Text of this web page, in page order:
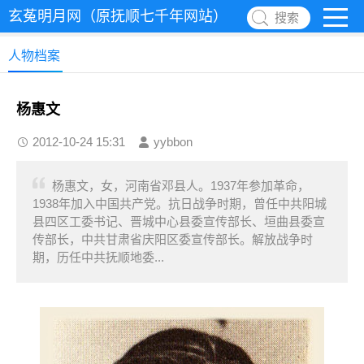
玄菟明月网（原抚顺七千年网站） 搜索
人物档案
杨惠文
2012-10-24 15:31 yybbon
杨惠文，女，河南省邓县人。1937年参加革命，
1938年加入中国共产党。抗日战争时期，曾任中共阳城
县四区工委书记、晋城中心县委宣传部长、垣曲县委宣
传部长，中共甘肃省庆阳区委宣传部长。解放战争时
期，历任中共抚顺地委...